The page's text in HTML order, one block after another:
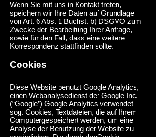
Wenn Sie mit uns in Kontakt treten,
speichern wir Ihre Daten auf Grundlage
von Art. 6 Abs. 1 Buchst. b) DSGVO zum
Zwecke der Bearbeitung Ihrer Anfrage,
sowie für den Fall, dass eine weitere
Korrespondenz stattfinden sollte.
Cookies
Diese Website benutzt Google Analytics,
einen Webanalysedienst der Google Inc.
(“Google”) Google Analytics verwendet
sog. Cookies, Textdateien, die auf Ihrem
Computergespeichert werden, um eine
Analyse der Benutzung der Website zu